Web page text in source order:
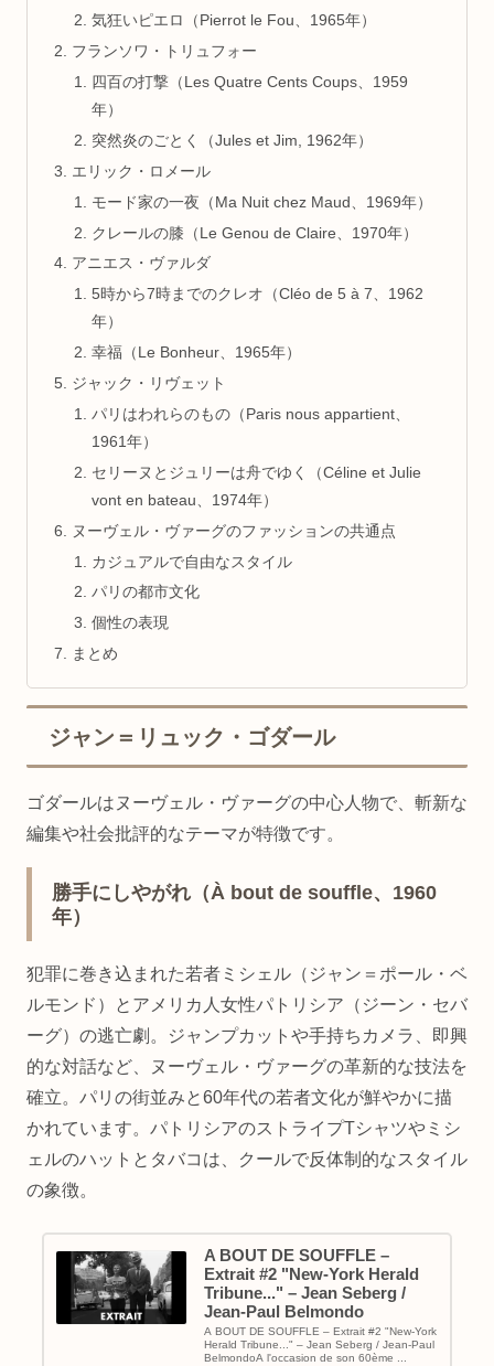
気狂いピエロ（Pierrot le Fou、1965年）
フランソワ・トリュフォー
四百の打撃（Les Quatre Cents Coups、1959
年）
突然炎のごとく（Jules et Jim, 1962年）
エリック・ロメール
モード家の一夜（Ma Nuit chez Maud、1969年）
クレールの膝（Le Genou de Claire、1970年）
アニエス・ヴァルダ
5時から7時までのクレオ（Cléo de 5 à 7、1962
年）
幸福（Le Bonheur、1965年）
ジャック・リヴェット
パリはわれらのもの（Paris nous appartient、
1961年）
セリーヌとジュリーは舟でゆく（Céline et Julie
vont en bateau、1974年）
ヌーヴェル・ヴァーグのファッションの共通点
カジュアルで自由なスタイル
パリの都市文化
個性の表現
まとめ
ジャン＝リュック・ゴダール
ゴダールはヌーヴェル・ヴァーグの中心人物で、斬新な
編集や社会批評的なテーマが特徴です。
勝手にしやがれ（À bout de souffle、1960
年）
犯罪に巻き込まれた若者ミシェル（ジャン＝ポール・ベ
ルモンド）とアメリカ人女性パトリシア（ジーン・セバ
ーグ）の逃亡劇。ジャンプカットや手持ちカメラ、即興
的な対話など、ヌーヴェル・ヴァーグの革新的な技法を
確立。パリの街並みと60年代の若者文化が鮮やかに描
かれています。パトリシアのストライプTシャツやミシ
ェルのハットとタバコは、クールで反体制的なスタイル
の象徴。
A BOUT DE SOUFFLE –
Extrait #2 "New-York Herald
Tribune..." – Jean Seberg /
Jean-Paul Belmondo
A BOUT DE SOUFFLE – Extrait #2 "New-York
Herald Tribune..." – Jean Seberg / Jean-Paul
BelmondoA l'occasion de son 60ème ...